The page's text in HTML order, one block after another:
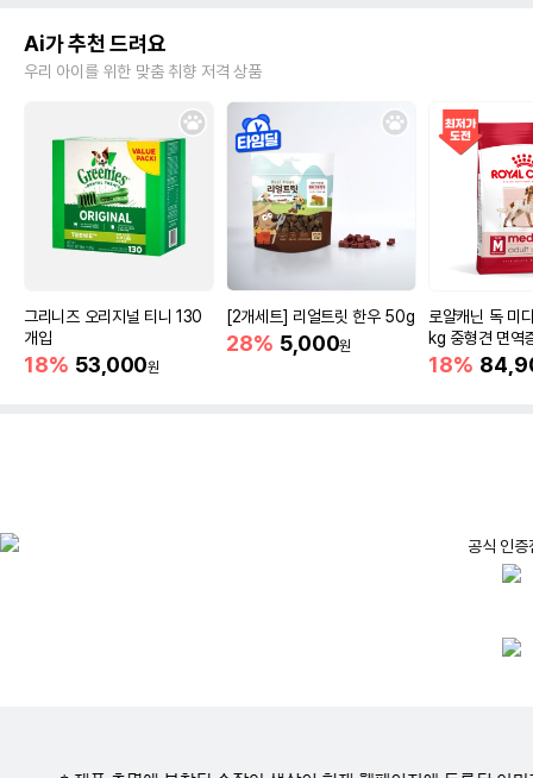
Ai가 추천 드려요
우리 아이를 위한 맞춤 취향 저격 상품
그리니즈 오리지널 티니 130
개입
18% 53,000원
[2개세트] 리얼트릿 한우 50g
28% 5,000원
로얄캐닌 독 미
kg 중형견 면역
18%